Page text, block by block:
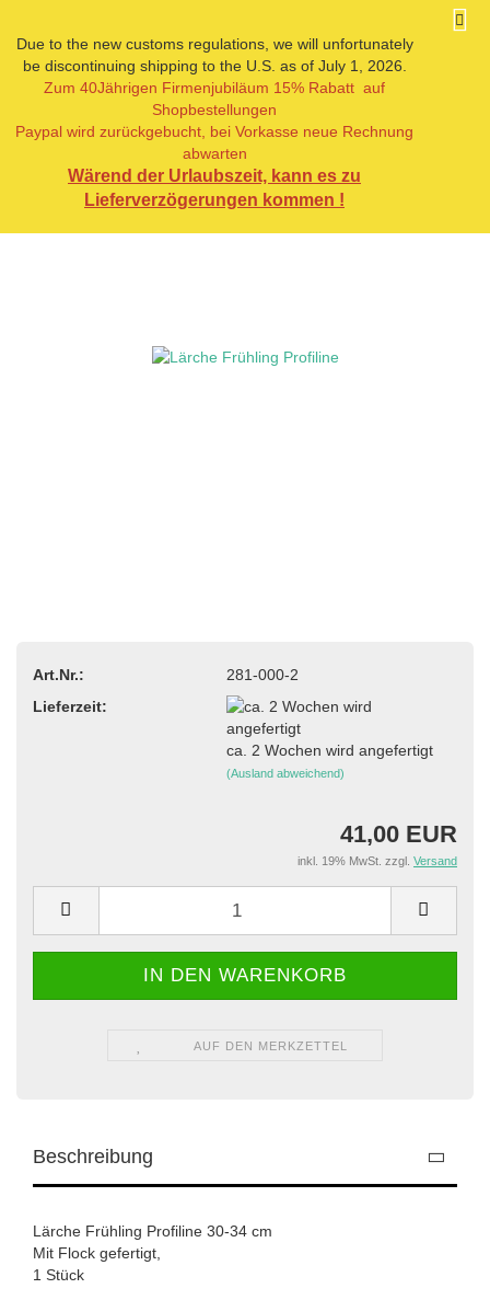
Due to the new customs regulations, we will unfortunately
be discontinuing shipping to the U.S. as of July 1, 2026.
Zum 40Jährigen Firmenjubiläum 15% Rabatt auf
Shopbestellungen
Paypal wird zurückgebucht, bei Vorkasse neue Rechnung
abwarten
Wärend der Urlaubszeit, kann es zu
Lieferverzögerungen kommen !
« Erster « zurück weiter »
Letzter »
Artikel in dieser Kategorie
Lärche Frühling Profiline
Art.Nr.:
281-000-2
Lieferzeit:
ca. 2 Wochen wird angefertigt
(Ausland abweichend)
41,00 EUR
inkl. 19% MwSt. zzgl. Versand
AUF DEN MERKZETTEL
Beschreibung
Lärche Frühling Profiline 30-34 cm
Mit Flock gefertigt,
1 Stück